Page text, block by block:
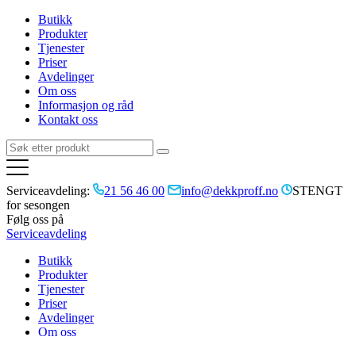
Butikk
Produkter
Tjenester
Priser
Avdelinger
Om oss
Informasjon og råd
Kontakt oss
Serviceavdeling: 21 56 46 00 info@dekkproff.no
STENGT
for sesongen
Følg oss på
Serviceavdeling
Butikk
Produkter
Tjenester
Priser
Avdelinger
Om oss